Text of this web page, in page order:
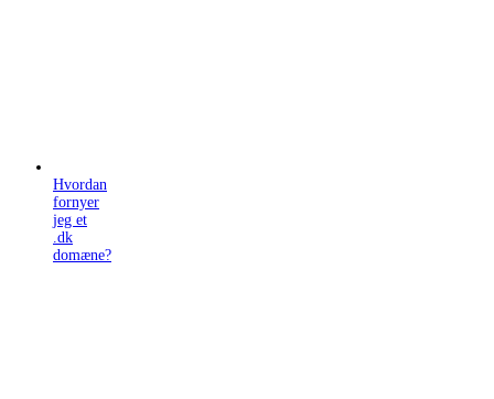
Hvordan
fornyer
jeg et
.dk
domæne?